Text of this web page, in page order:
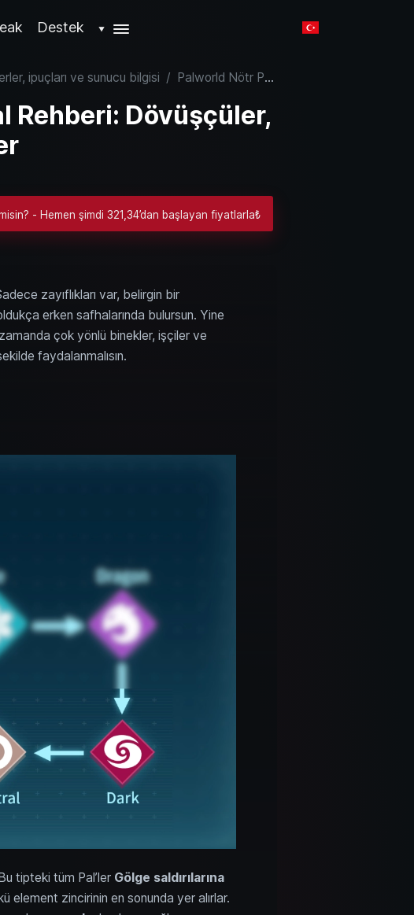
Destek ▼
ipuçları ve sunucu bilgisi / Palworld Nötr Pal Rehberi: Dövüşçüler, İşçiler ve Binekler
Rehberi: Dövüşçüler,
- Hemen şimdi 321,34’dan başlayan fiyatlarla₺
zayıflıkları var, belirgin bir
erken safhalarında bulursun. Yine
çok yönlü binekler, işçiler ve
faydalanmalısın.
tipteki tüm Pal’ler Gölge saldırılarına
element zincirinin en sonunda yer alırlar.